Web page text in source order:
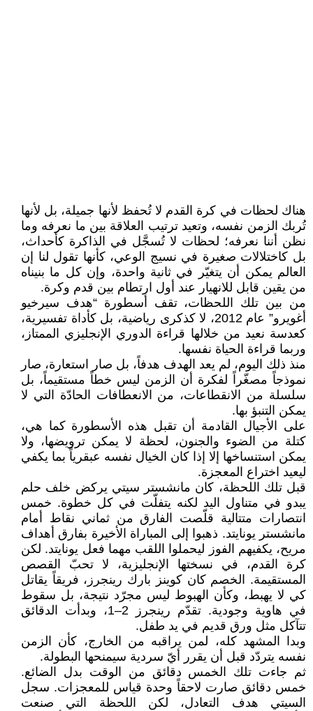
هناك لحظات في كرة القدم لا تُحفظ لأنها جميلة، بل لأنها
تُربك الزمن نفسه، وتعيد ترتيب العلاقة بين ما نعرفه وما
نظن أننا نعرفه؛ لحظات لا تُسجَّل في الذاكرة كأحداث،
بل كاختلالات صغيرة في نسيج الوعي، كأنها تقول لنا إن
العالم يمكن أن يتغيّر في ثانية واحدة، وإن كل ما بنيناه
من يقين قابل للانهيار عند أول ارتطام بين قدم وكرة.
من بين تلك اللحظات، تقف أسطورة “هدف سيرخيو
أغويرو” عام 2012، لا كذكرى رياضية، بل كأداة تفسيرية،
كعدسة نعيد من خلالها قراءة الدوري الإنجليزي الممتاز،
وربما قراءة الحياة نفسها.
منذ ذلك اليوم، لم يعد الهدف هدفاً، بل صار استعارة، صار
نموذجاً مصغّراً لفكرة أن الزمن ليس خطاً مستقيماً، بل
سلسلة من الانقطاعات، من الانعطافات الحادّة التي لا
يمكن التنبؤ بها.
على الأجيال القادمة أن تقبل هذه الأسطورة كما هي،
كتلة من الضوء والجنون، لحظة لا يمكن ترويضها، ولا
يمكن استنساخها إلا إذا كان الخيال نفسه عبقرياً بما يكفي
ليعيد اختراع المعجزة.
قبل تلك اللحظة، كان مانشستر سيتي يركض خلف حلم
يبدو في متناول اليد لكنه يتفلّت في كل خطوة. خمس
انتصارات متتالية قلّصت الفارق من ثماني نقاط أمام
مانشستر يونايتد. ذهبوا إلى المباراة الأخيرة بفارق أهداف
مريح، يكفيهم الفوز ليحملوا اللقب مهما فعل يونايتد. لكن
كرة القدم، في نسختها الإنجليزية، لا تحبّ القصص
المستقيمة. الخصم كان كوينز بارك رينجرز، فريقاً يقاتل
كي لا يهبط، وكأن الهبوط ليس مجرّد نتيجة، بل سقوط
في هاوية وجودية. تقدّم رينجرز 2–1، وبدأت الدقائق
تتآكل مثل ورق قديم في يد طفل.
وبدا المشهد كله، لمن يراقبه من الخارج، كأن الزمن
نفسه يتردّد قبل أن يقرر أيّ سردية سيمنحها البطولة.
ثم جاءت تلك الخمس دقائق من الوقت بدل الضائع.
خمس دقائق صارت لاحقاً وحدة قياس للمعجزات. سجل
السيتي هدف التعادل، لكن اللحظة التي صنعت